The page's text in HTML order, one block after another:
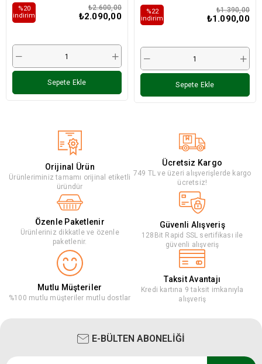
₺2.090,00
₺2.600,00
%20
i̇ndirim
Sepete Ekle
₺1.090,00
₺1.390,00
%22
i̇ndirim
Sepete Ekle
Orijinal Ürün
Ürünleriminiz tamamı orijinal etiketli
üründür
Ücretsiz Kargo
749 TL ve üzeri alışverişlerde kargo
ücretsiz!
Özenle Paketlenir
Ürünleriniz dikkatle ve özenle
paketlenir.
Güvenli Alışveriş
128Bit Rapid SSL sertifikası ile
güvenli alışveriş
Mutlu Müşteriler
%100 mutlu müşteriler mutlu dostlar
Taksit Avantajı
Kredi kartına 9 taksit imkanıyla
alışveriş
E-BÜLTEN ABONELİĞİ